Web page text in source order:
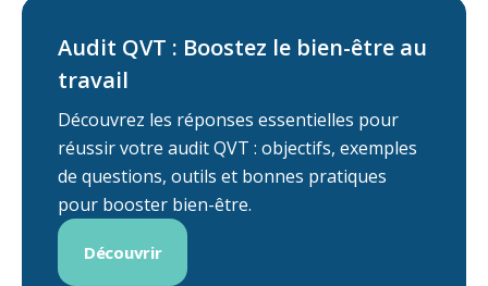
Audit QVT : Boostez le bien-être au
travail
Découvrez les réponses essentielles pour
réussir votre audit QVT : objectifs, exemples
de questions, outils et bonnes pratiques
pour booster bien-être.
Découvrir